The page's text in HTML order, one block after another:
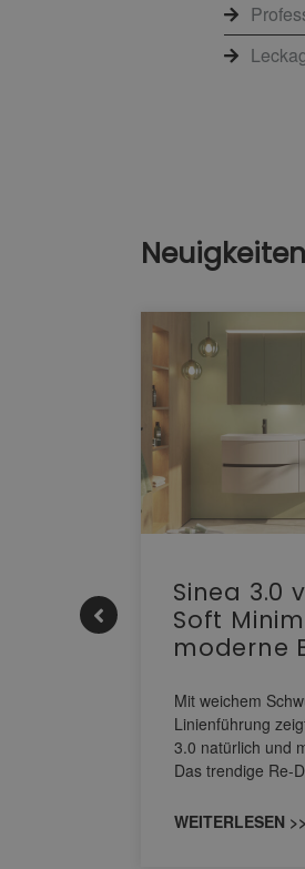
Neuigkeiten
Sinea 3.0
Soft
moderne
Mit weichem
Linienführung
3.0 natürlich und
Das trendige Re-
WEITERLESEN >>